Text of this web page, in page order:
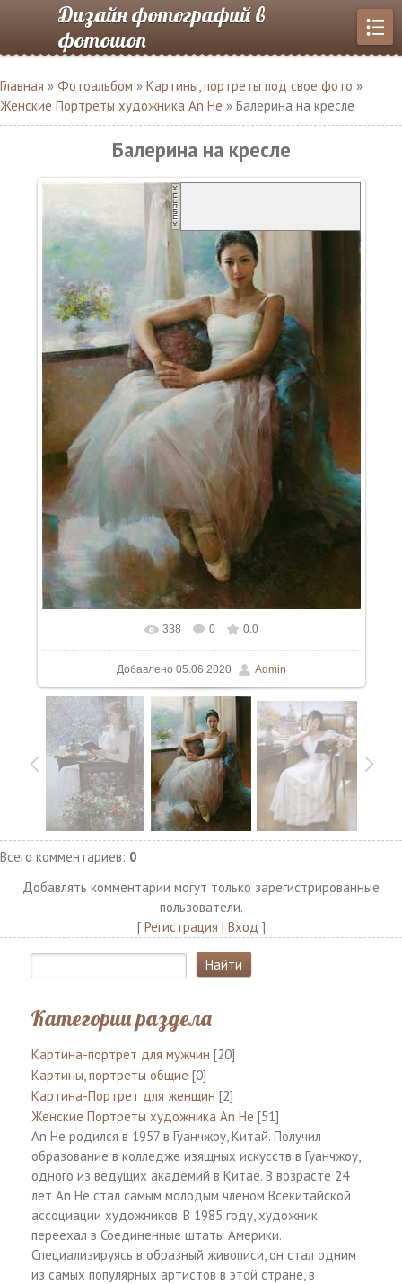
Дизайн фотографий в
фотошоп
Главная » Фотоальбом » Картины, портреты под свое фото »
Женские Портреты художника An He » Балерина на кресле
Балерина на кресле
338 0 0.0
Добавлено 05.06.2020 Admin
Всего комментариев: 0
Добавлять комментарии могут только зарегистрированные
пользователи.
[ Регистрация | Вход ]
Категории раздела
Картина-портрет для мужчин [20]
Картины, портреты общие [0]
Картина-Портрет для женщин [2]
Женские Портреты художника An He [51]
An He родился в 1957 в Гуанчжоу, Китай. Получил
образование в колледже изящных искусств в Гуанчжоу,
одного из ведущих академий в Китае. В возрасте 24
лет An He стал самым молодым членом Всекитайской
ассоциации художников. В 1985 году, художник
переехал в Соединенные штаты Америки.
Специализируясь в образный живописи, он стал одним
из самых популярных артистов в этой стране, в